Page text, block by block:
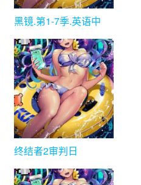
黑镜.第1-7季.英语中
终结者2审判日